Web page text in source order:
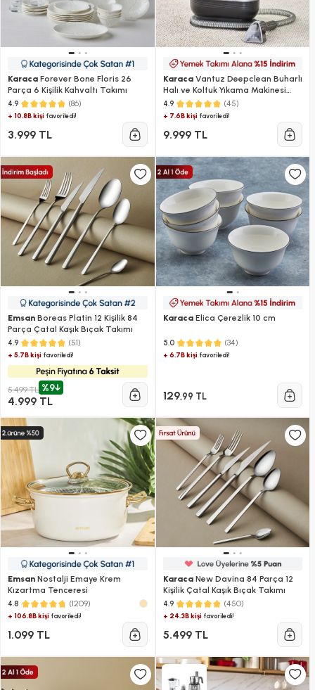
Karaca Forever Bone Floris 26
Parça 6 Kişilik Kahvaltı Takımı
4.9 (86)
+ 10.8B kişi favoriledi!
3.999 TL
KaracaVantuz Deepclean Buharlı
Halı ve Koltuk Yıkama Makinesi
Antrasit
4.9 (45)
+ 7.6B kişifavoriledi!
9.999 TL
Emsan Boreas Platin 12 Kişilik 84
Parça Çatal Kaşık Bıçak Takımı
4.9 (51)
+ 5.7B kişi favoriledi!
5.499 TL %9
4.999 TL
KaracaElica Çerezlik 10 cm
5.0 (34)
+ 6.7B kişifavoriledi!
129,99 TL
Emsan Nostalji Emaye Krem
Kızartma Tenceresi
4.8 (1209)
+ 106.8B kişi favoriledi!
1.099 TL
KaracaNew Davina 84 Parça 12
Kişilik Çatal Kaşık Bıçak Takımı
4.9 (450)
+ 24.3B kişifavoriledi!
5.499 TL